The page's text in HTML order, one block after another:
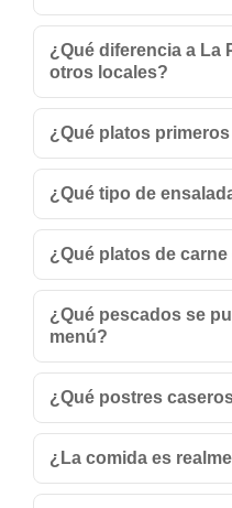
¿Qué diferencia a La
otros locales?
¿Qué platos
¿Qué tipo de
¿Qué platos de
¿Qué pescados se
menú?
¿Qué postres
¿La comida es